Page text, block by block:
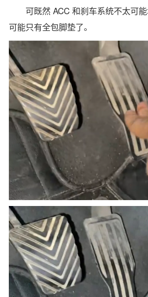
可既然 ACC 和刹车系统不太可
可能只有全包脚垫了。